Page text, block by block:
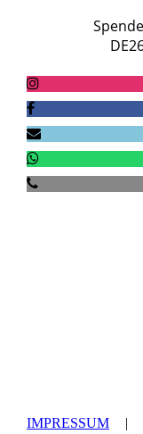
IMPRESSUM |